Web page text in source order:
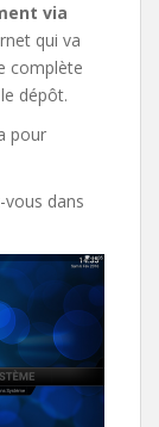
via
qui va
complète
dépôt.
pour
dans